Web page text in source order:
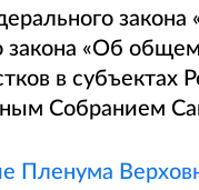
закона «Об
в субъектах
Собранием
Пленума